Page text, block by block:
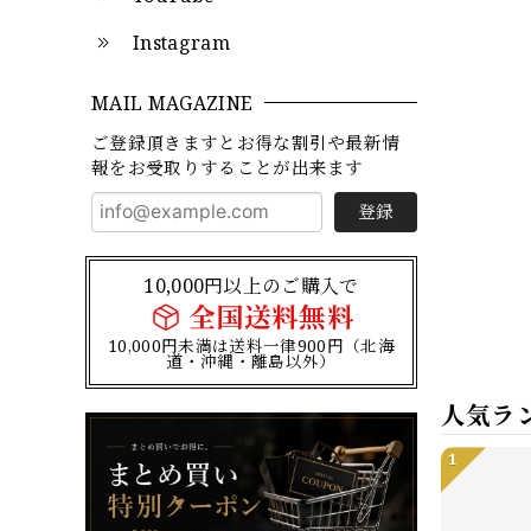
Instagram
MAIL MAGAZINE
ご登録頂きますとお得な割引や最新情
報をお受取りすることが出来ます
登録
10,000円以上のご購入で
全国送料無料
10,000円未満は送料一律900円（北海
道・沖縄・離島以外）
人気ラ
1